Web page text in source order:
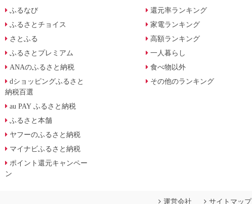
ふるなび
ふるさとチョイス
さとふる
ふるさとプレミアム
ANAのふるさと納税
dショッピングふるさと
納税百選
au PAY ふるさと納税
ふるさと本舗
ヤフーのふるさと納税
マイナビふるさと納税
ポイント還元キャンペー
ン
還元率ランキング
家電ランキング
高額ランキング
一人暮らし
食べ物以外
その他のランキング
運営会社 サイトマップ